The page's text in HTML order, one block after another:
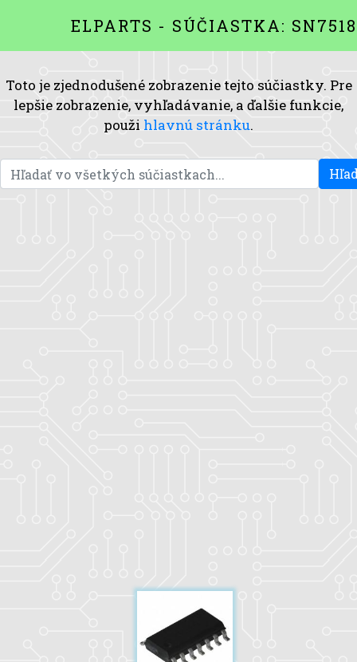
ELPARTS - SÚČIASTKA:
Toto je zjednodušené zobrazenie tejto súčiastky. Pre
lepšie zobrazenie, vyhľadávanie, a ďalšie funkcie,
použi hlavnú stránku.